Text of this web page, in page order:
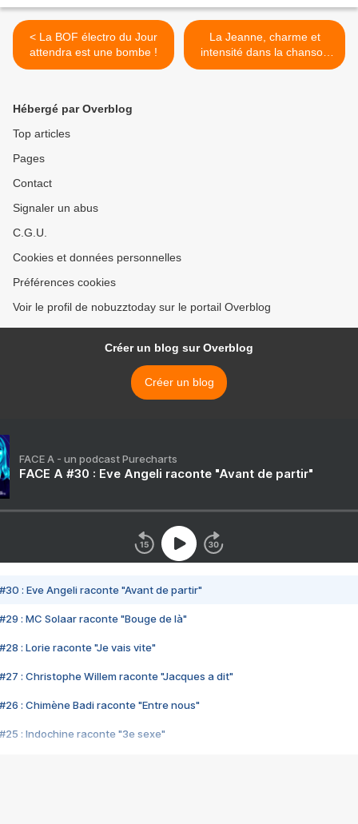
< La BOF électro du Jour
attendra est une bombe !
La Jeanne, charme et
intensité dans la chanson
française avec ce premier
Hébergé par Overblog
Top articles
Pages
Contact
Signaler un abus
C.G.U.
Cookies et données personnelles
Préférences cookies
Voir le profil de nobuzztoday sur le portail Overblog
Créer un blog sur Overblog
Créer un blog
FACE A - un podcast Purecharts
FACE A #30 : Eve Angeli raconte "Avant de partir"
#30 : Eve Angeli raconte "Avant de partir"
#29 : MC Solaar raconte "Bouge de là"
#28 : Lorie raconte "Je vais vite"
#27 : Christophe Willem raconte "Jacques a dit"
#26 : Chimène Badi raconte "Entre nous"
#25 : Indochine raconte "3e sexe"